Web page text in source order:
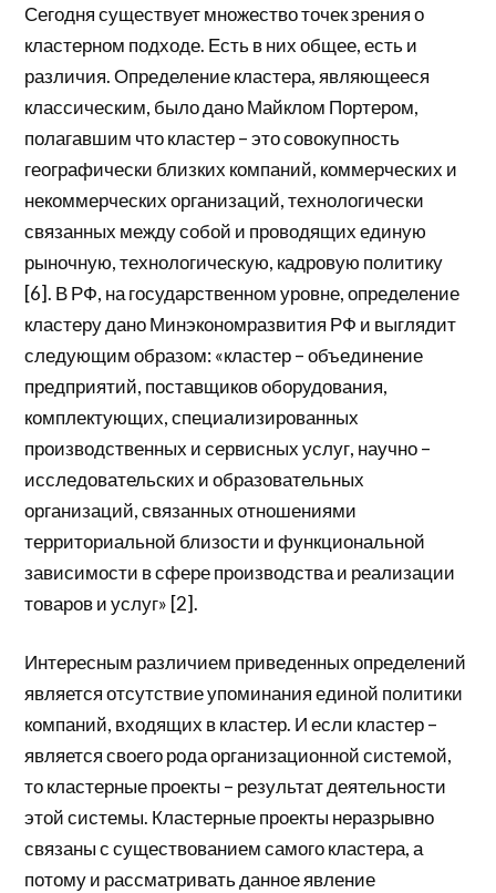
Сегодня существует множество точек зрения о
кластерном подходе. Есть в них общее, есть и
различия. Определение кластера, являющееся
классическим, было дано Майклом Портером,
полагавшим что кластер – это совокупность
географически близких компаний, коммерческих и
некоммерческих организаций, технологически
связанных между собой и проводящих единую
рыночную, технологическую, кадровую политику
[6]. В РФ, на государственном уровне, определение
кластеру дано Минэкономразвития РФ и выглядит
следующим образом: «кластер – объединение
предприятий, поставщиков оборудования,
комплектующих, специализированных
производственных и сервисных услуг, научно –
исследовательских и образовательных
организаций, связанных отношениями
территориальной близости и функциональной
зависимости в сфере производства и реализации
товаров и услуг» [2].
Интересным различием приведенных определений
является отсутствие упоминания единой политики
компаний, входящих в кластер. И если кластер –
является своего рода организационной системой,
то кластерные проекты – результат деятельности
этой системы. Кластерные проекты неразрывно
связаны с существованием самого кластера, а
потому и рассматривать данное явление